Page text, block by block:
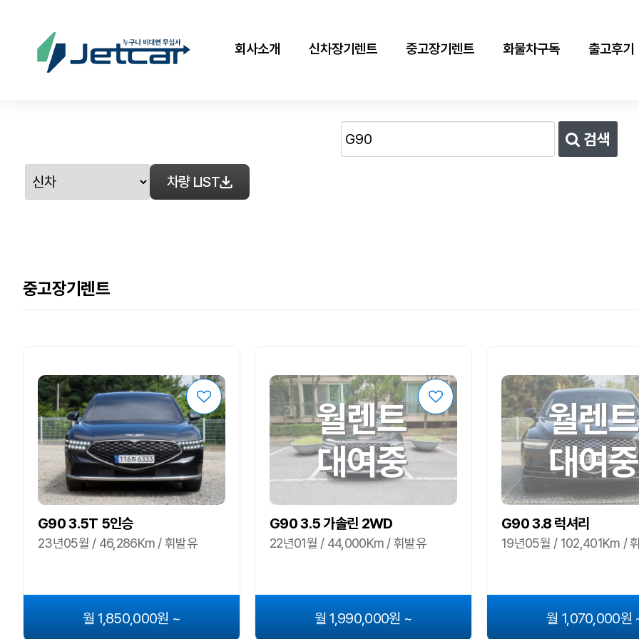
회사소개 신차장기렌트 중고장기렌트 화물차구독 출고후기
검색
차량 LIST
중고장기렌트
G90 3.5T 5인승
23년05월 / 46,286Km / 휘발유
월 1,850,000원 ~
월렌트
대여중
G90 3.5 가솔린 2WD
22년01월 / 44,000Km / 휘발유
월 1,990,000원 ~
월렌트
대여중
G90 3.8 럭셔리
19년05월 / 102,401Km /
월 1,070,000원